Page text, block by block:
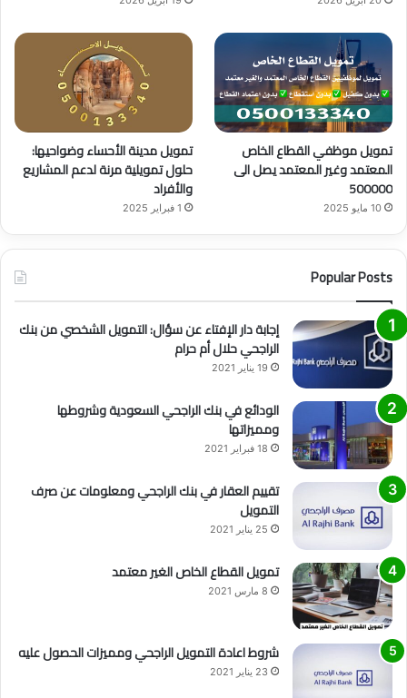
تمويل موظفي القطاع الخاص
المعتمد وغير المعتمد يصل الى
500000
10 مايو 2025
تمويل مدينة الأحساء وضواحيها:
حلول تمويلية مرنة لدعم المشاريع
والأفراد
1 فبراير 2025
Popular Posts
إجابة دار الإفتاء عن سؤال: التمويل الشخصي من بنك
الراجحي حلال أم حرام
19 يناير 2021
الودائع في بنك الراجحي السعودية وشروطها
ومميزاتها
18 فبراير 2021
تقييم العقار في بنك الراجحي ومعلومات عن صرف
التمويل
25 يناير 2021
تمويل القطاع الخاص الغير معتمد
8 مارس 2021
شروط اعادة التمويل الراجحي ومميزات الحصول عليه
23 يناير 2021